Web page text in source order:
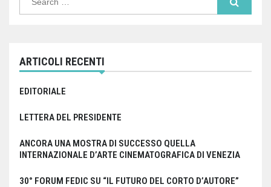
ARTICOLI RECENTI
EDITORIALE
LETTERA DEL PRESIDENTE
ANCORA UNA MOSTRA DI SUCCESSO QUELLA
INTERNAZIONALE D’ARTE CINEMATOGRAFICA DI VENEZIA
30° FORUM FEDIC SU “IL FUTURO DEL CORTO D’AUTORE”